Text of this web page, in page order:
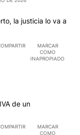
la justicia lo va a
MARCAR
COMO
INAPROPIADO
de un
MARCAR
COMO